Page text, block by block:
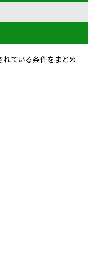
ている条件をまとめ